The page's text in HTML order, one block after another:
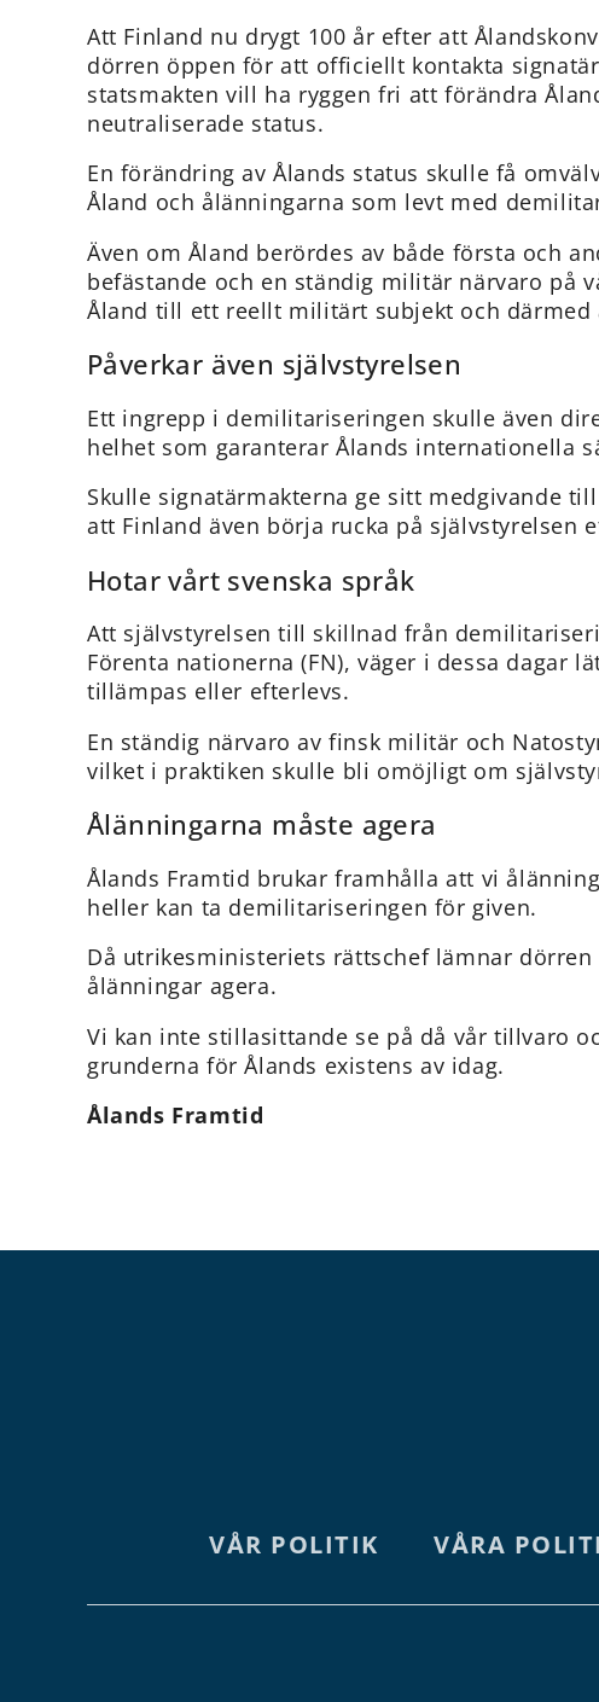
Att Finland nu drygt 100 år efter att
dörren öppen för att officiellt kontakta
statsmakten vill ha ryggen fri att förändra
neutraliserade status.
En förändring av Ålands status skulle få
Åland och ålänningarna som levt med
Även om Åland berördes av både första och
befästande och en ständig militär närvaro på
Åland till ett reellt militärt subjekt och
Påverkar även självstyrelsen
Ett ingrepp i demilitariseringen skulle även
helhet som garanterar Ålands internationella
Skulle signatärmakterna ge sitt medgivande
att Finland även börja rucka på självstyrelsen
Hotar vårt svenska språk
Att självstyrelsen till skillnad från
Förenta nationerna (FN), väger i dessa dagar
tillämpas eller efterlevs.
En ständig närvaro av finsk militär och
vilket i praktiken skulle bli omöjligt om
Ålänningarna måste agera
Ålands Framtid brukar framhålla att vi
heller kan ta demilitariseringen för given.
Då utrikesministeriets rättschef lämnar
ålänningar agera.
Vi kan inte stillasittande se på då vår tillvaro
grunderna för Ålands existens av idag.
Ålands Framtid
VÅR POLITIK VÅRA